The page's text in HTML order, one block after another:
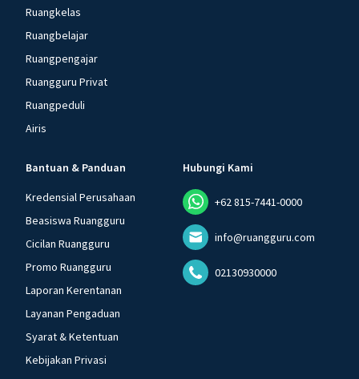
Ruangkelas
Ruangbelajar
Ruangpengajar
Ruangguru Privat
Ruangpeduli
Airis
Bantuan & Panduan
Kredensial Perusahaan
Beasiswa Ruangguru
Cicilan Ruangguru
Promo Ruangguru
Laporan Kerentanan
Layanan Pengaduan
Syarat & Ketentuan
Kebijakan Privasi
Hubungi Kami
+62 815-7441-0000
info@ruangguru.com
02130930000